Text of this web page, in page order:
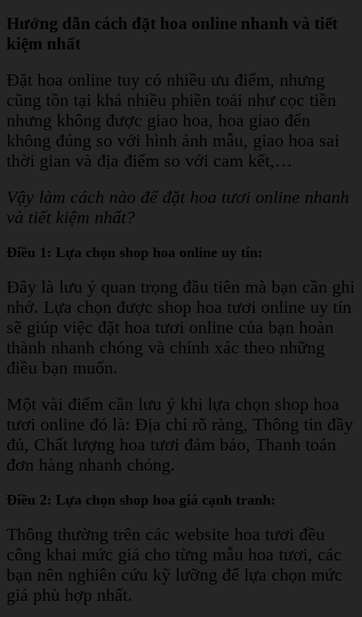
Hướng dẫn cách đặt hoa online nhanh và tiết
kiệm nhất
Đặt hoa online tuy có nhiều ưu điểm, nhưng
cũng tồn tại khá nhiều phiền toái như cọc tiền
nhưng không được giao hoa, hoa giao đến
không đúng so với hình ảnh mẫu, giao hoa sai
thời gian và địa điểm so với cam kết,…
Vậy làm cách nào để đặt hoa tươi online nhanh
và tiết kiệm nhất?
Điều 1: Lựa chọn shop hoa online uy tín:
Đây là lưu ý quan trọng đầu tiên mà bạn cần ghi
nhớ. Lựa chọn được shop hoa tươi online uy tín
sẽ giúp việc đặt hoa tươi online của bạn hoàn
thành nhanh chóng và chính xác theo những
điều bạn muốn.
Một vài điểm cần lưu ý khi lựa chọn shop hoa
tươi online đó là: Địa chỉ rõ ràng, Thông tin đầy
đủ, Chất lượng hoa tươi đảm bảo, Thanh toán
đơn hàng nhanh chóng.
Điều 2: Lựa chọn shop hoa giá cạnh tranh:
Thông thường trên các website hoa tươi đều
công khai mức giá cho từng mẫu hoa tươi, các
bạn nên nghiên cứu kỹ lưỡng để lựa chọn mức
giá phù hợp nhất.